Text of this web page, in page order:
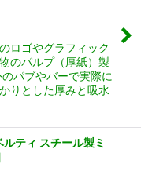
ロゴやグラフィック
のパルプ（厚紙）製
パブやバーで実際に
りとした厚みと吸水
ティ スチール製ミ